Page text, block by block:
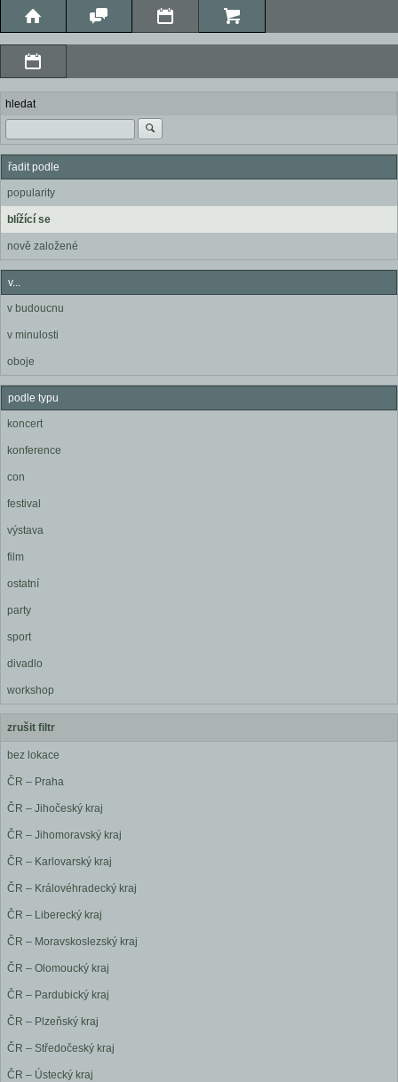
hledat
řadit podle
popularity
blížící se
nově založené
v...
v budoucnu
v minulosti
oboje
podle typu
koncert
konference
con
festival
výstava
film
ostatní
party
sport
divadlo
workshop
zrušit filtr
bez lokace
ČR – Praha
ČR – Jihočeský kraj
ČR – Jihomoravský kraj
ČR – Karlovarský kraj
ČR – Královéhradecký kraj
ČR – Liberecký kraj
ČR – Moravskoslezský kraj
ČR – Olomoucký kraj
ČR – Pardubický kraj
ČR – Plzeňský kraj
ČR – Středočeský kraj
ČR – Ústecký kraj